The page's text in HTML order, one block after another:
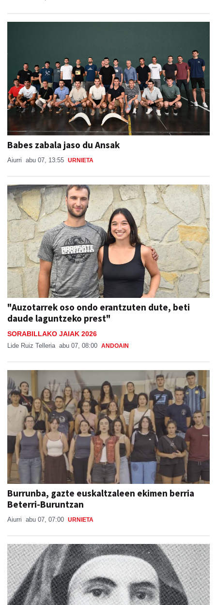
Babes zabala jaso du Ansak
Aiurri abu 07, 13:55 URNIETA
"Auzotarrek oso ondo erantzuten dute, beti
daude laguntzeko prest"
SORABILLAKO JAIAK 2026
Lide Ruiz Telleria abu 07, 08:00 ANDOAIN
Burrunba, gazte euskaltzaleen ekimen berria
Beterri-Buruntzan
Aiurri abu 07, 07:00 URNIETA